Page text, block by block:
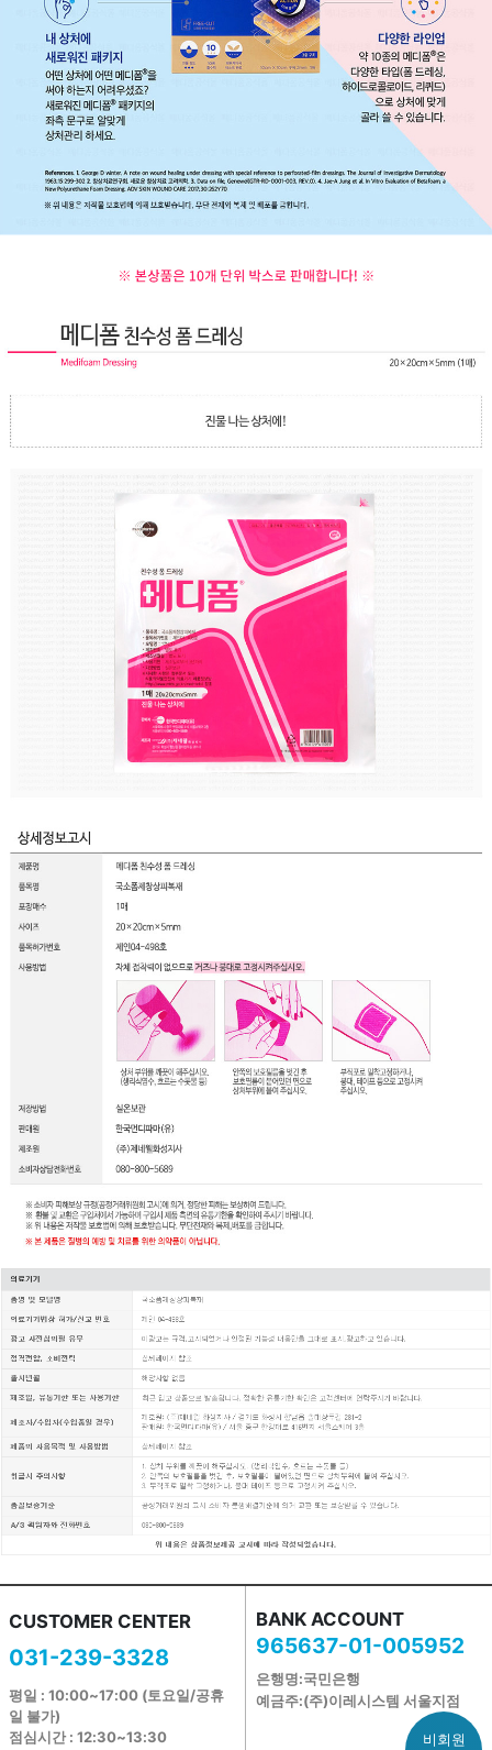
CUSTOMER CENTER
031-239-3328
평일 : 10:00~17:00 (토요일/공휴
일 불가)
점심시간 : 12:30~13:30
BANK ACCOUNT
965637-01-005952
은행명:국민은행
예금주:(주)이레시스템 서울지점
비회원